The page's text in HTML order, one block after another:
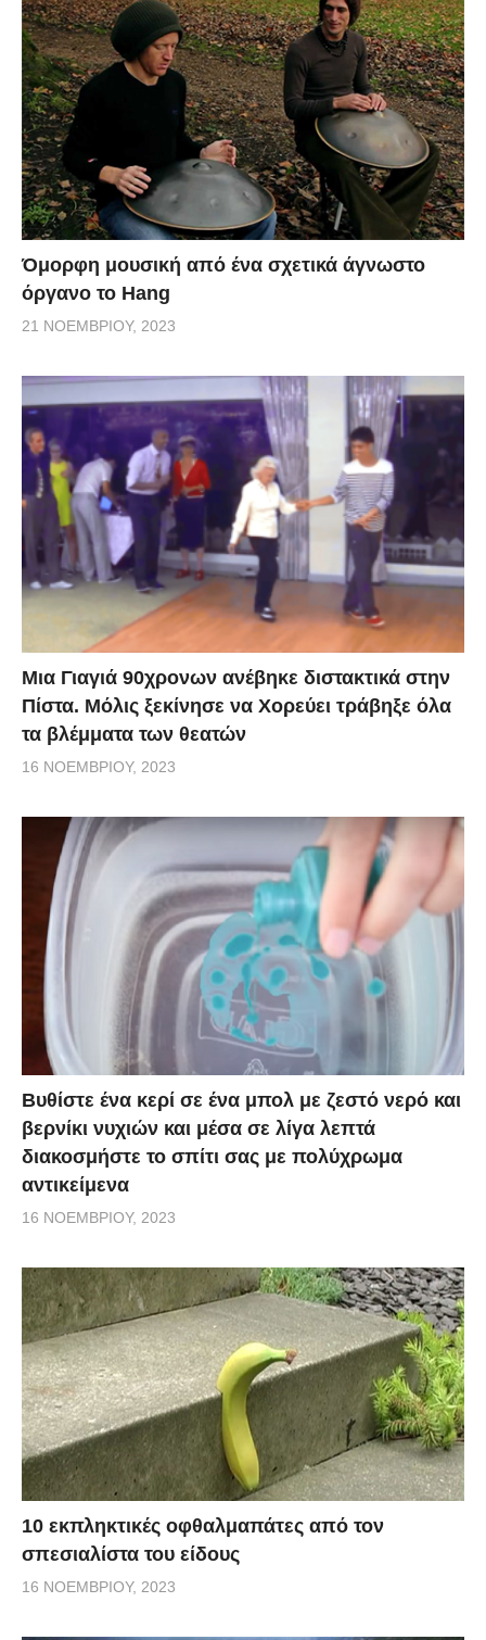
Όμορφη μουσική από ένα σχετικά άγνωστο
όργανο το Hang
21 ΝΟΕΜΒΡΊΟΥ, 2023
Μια Γιαγιά 90χρονων ανέβηκε διστακτικά στην
Πίστα. Μόλις ξεκίνησε να Χορεύει τράβηξε όλα
τα βλέμματα των θεατών
16 ΝΟΕΜΒΡΊΟΥ, 2023
Βυθίστε ένα κερί σε ένα μπολ με ζεστό νερό και
βερνίκι νυχιών και μέσα σε λίγα λεπτά
διακοσμήστε το σπίτι σας με πολύχρωμα
αντικείμενα
16 ΝΟΕΜΒΡΊΟΥ, 2023
10 εκπληκτικές οφθαλμαπάτες από τον
σπεσιαλίστα του είδους
16 ΝΟΕΜΒΡΊΟΥ, 2023